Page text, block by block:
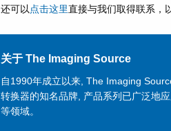
还可以 点击这里直接与我们取得联系，
关于 The Imaging Source
自1990年成立以来, The Imaging
转换器的知名品牌, 产品系列已广泛地
等领域。